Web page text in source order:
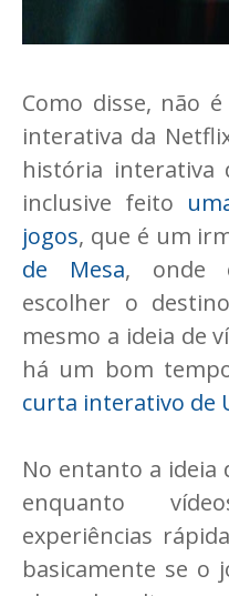
Como disse, não
interativa da
história interativa
inclusive feito
jogos, que é um
de Mesa, onde
escolher o
mesmo a ideia de
há um bom
curta interativo de
No entanto a ideia
enquanto
experiências
basicamente se o